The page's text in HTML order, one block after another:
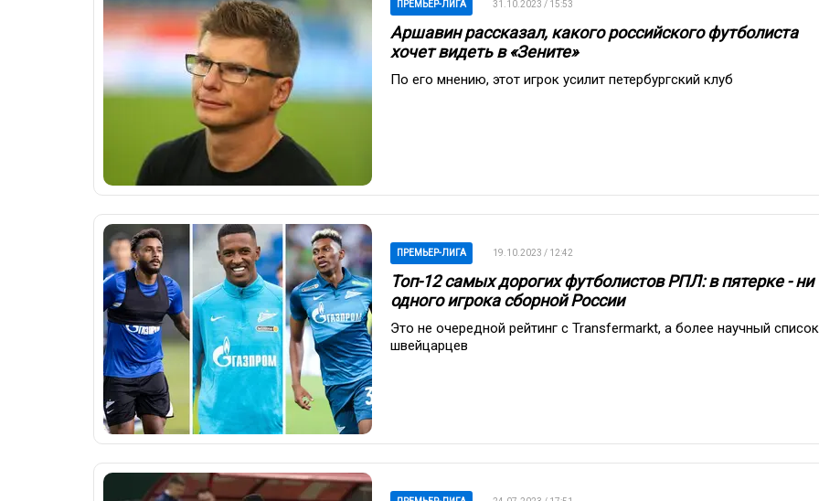
ПРЕМЬЕР-ЛИГА 31.10.2023 / 15:53
Аршавин рассказал, какого российского футболиста
хочет видеть в «Зените»
По его мнению, этот игрок усилит петербургский клуб
ПРЕМЬЕР-ЛИГА 19.10.2023 / 12:42
Топ-12 самых дорогих футболистов РПЛ: в пятерке - ни
одного игрока сборной России
Это не очередной рейтинг с Transfermarkt, а более научный
швейцарцев